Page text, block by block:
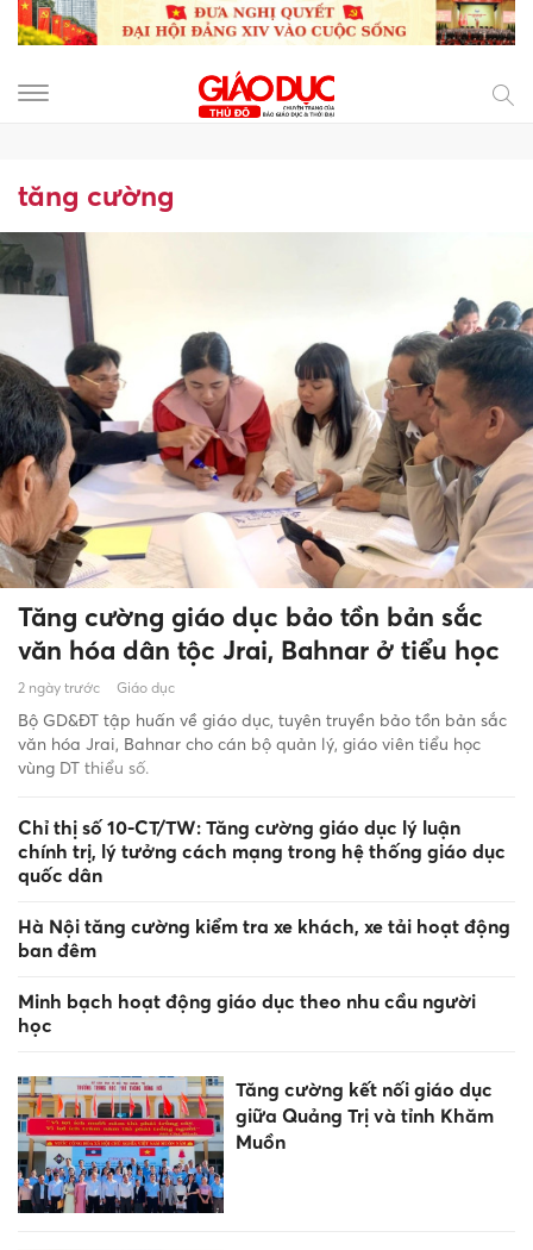
tăng cường
Tăng cường giáo dục bảo tồn bản sắc
văn hóa dân tộc Jrai, Bahnar ở tiểu học
2 ngày trước Giáo dục
Bộ GD&ĐT tập huấn về giáo dục, tuyên truyền bảo tồn bản sắc
văn hóa Jrai, Bahnar cho cán bộ quản lý, giáo viên tiểu học
vùng DT thiểu số.
Chỉ thị số 10-CT/TW: Tăng cường giáo dục lý luận
chính trị, lý tưởng cách mạng trong hệ thống giáo dục
quốc dân
Hà Nội tăng cường kiểm tra xe khách, xe tải hoạt động
ban đêm
Minh bạch hoạt động giáo dục theo nhu cầu người
học
Tăng cường kết nối giáo dục
giữa Quảng Trị và tỉnh Khăm
Muồn